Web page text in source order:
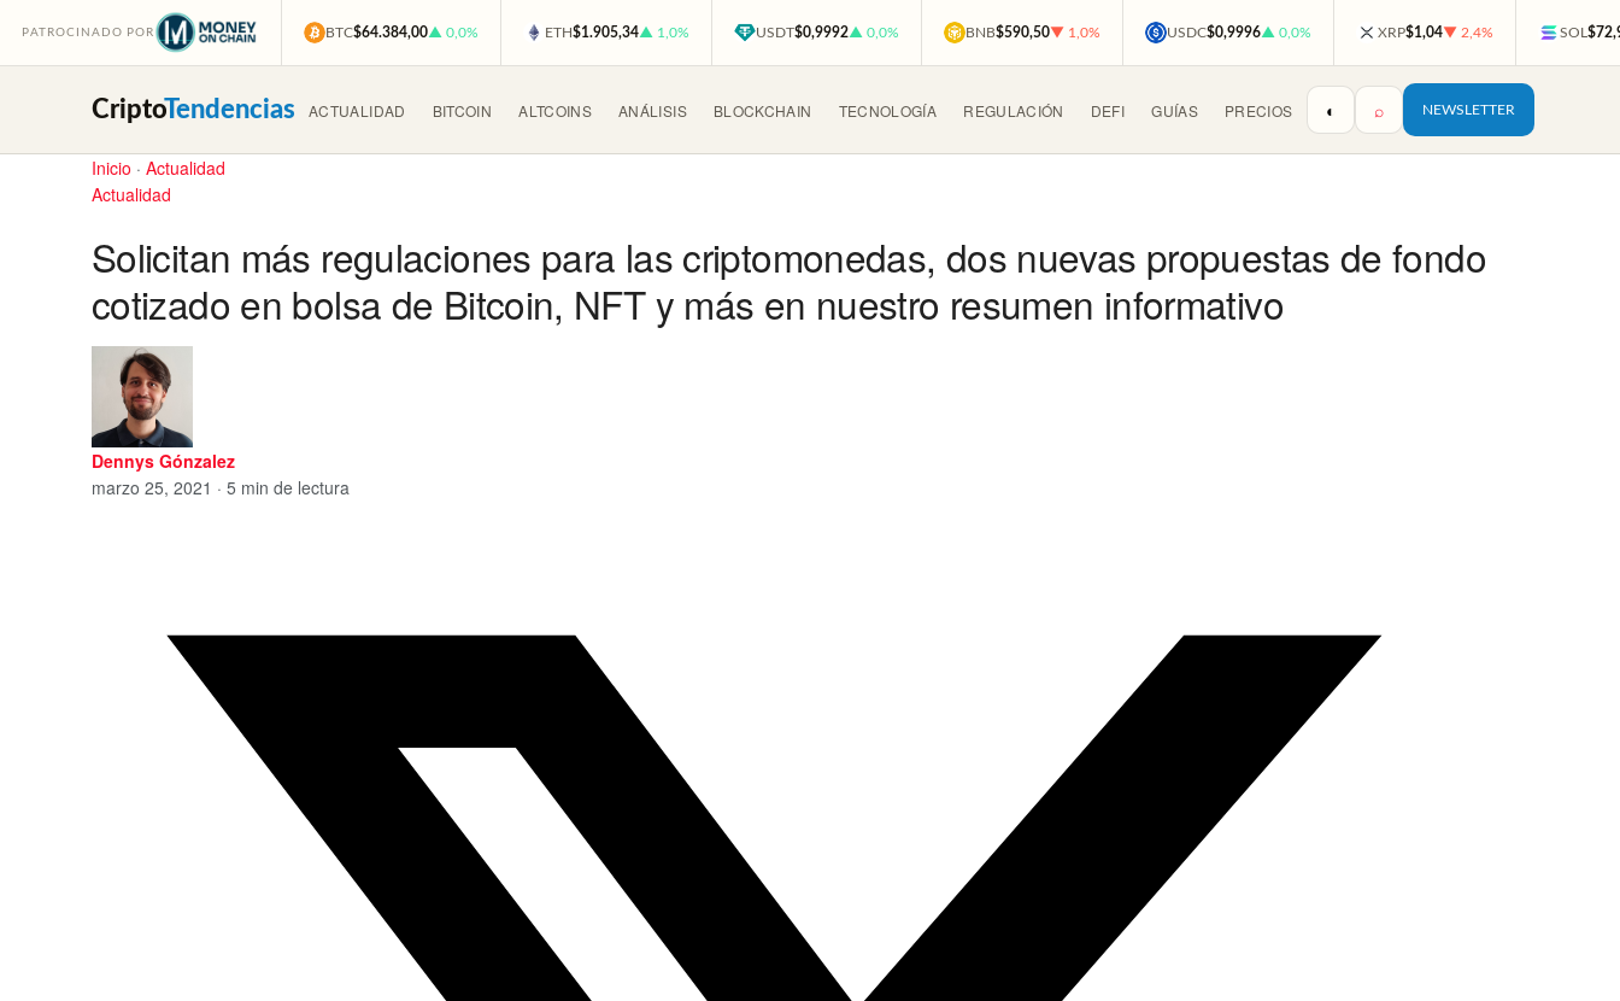
PATROCINADO POR BTC$64.384,00▲ 0,0% ETH$1.905,34▲ 1,0% USDT$0,9992▲ 0,0% BNB$590,50▼ 1,0% USDC$0,9996▲ 0,0% XRP$1,04▼ 2,4% SOL
CriptoTendencias ACTUALIDAD BITCOIN ALTCOINS ANÁLISIS BLOCKCHAIN TECNOLOGÍA REGULACIÓN DEFI GUÍAS PRECIOS ◐ ⌕ NEWSLETTER
Inicio · Actualidad
Actualidad
Solicitan más regulaciones para las criptomonedas, dos nuevas propuestas de fondo
cotizado en bolsa de Bitcoin, NFT y más en nuestro resumen informativo
Dennys Gónzalez
marzo 25, 2021 · 5 min de lectura